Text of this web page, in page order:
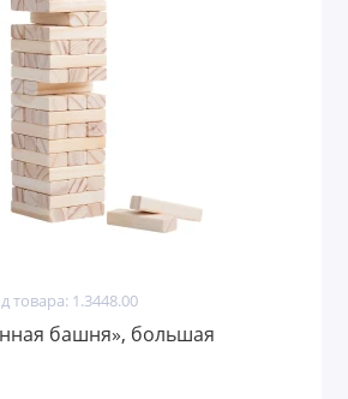
товара: 1.3448.00
башня», большая